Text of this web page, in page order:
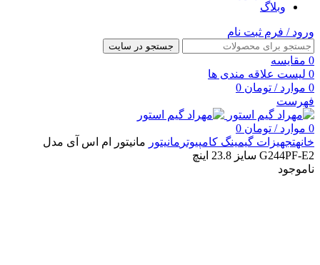
وبلاگ
ورود / فرم ثبت نام
جستجو در سایت
0 مقایسه
0 لیست علاقه مندی ها
0 موارد / تومان
فهرست
0 موارد / تومان
خانهتجهیزات گیمینگ کامپیوتر مانیتور مانیتور ام اس آی مدل
G244PF-E2 سایز 23.8 اینچ
ناموجود